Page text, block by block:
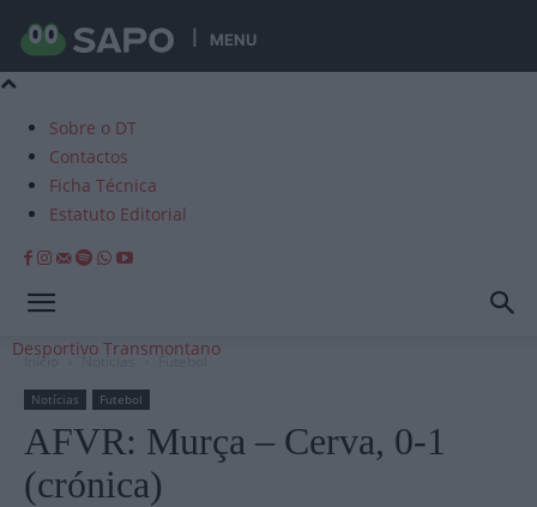
MENU
Sobre o DT
Contactos
Ficha Técnica
Estatuto Editorial
Desportivo Transmontano
Início Notícias Futebol
Notícias Futebol
AFVR: Murça – Cerva, 0-1
(crónica)